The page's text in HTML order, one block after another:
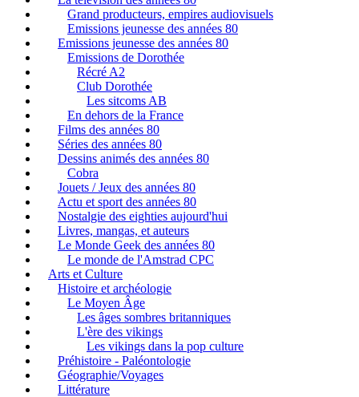
Grand producteurs, empires audiovisuels
Emissions jeunesse des années 80
Emissions jeunesse des années 80
Emissions de Dorothée
Récré A2
Club Dorothée
Les sitcoms AB
En dehors de la France
Films des années 80
Séries des années 80
Dessins animés des années 80
Cobra
Jouets / Jeux des années 80
Actu et sport des années 80
Nostalgie des eighties aujourd'hui
Livres, mangas, et auteurs
Le Monde Geek des années 80
Le monde de l'Amstrad CPC
Arts et Culture
Histoire et archéologie
Le Moyen Âge
Les âges sombres britanniques
L'ère des vikings
Les vikings dans la pop culture
Préhistoire - Paléontologie
Géographie/Voyages
Littérature